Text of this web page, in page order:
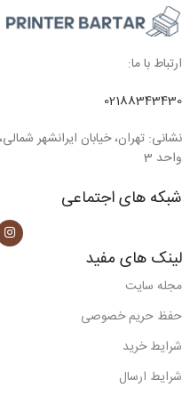
ارتباط با ما:
02188343430
واحد 3
شبکه های اجتماعی
لینک های مفید
مجله سایت
حفظ حریم خصوصی
شرایط خرید
شرایط ارسال